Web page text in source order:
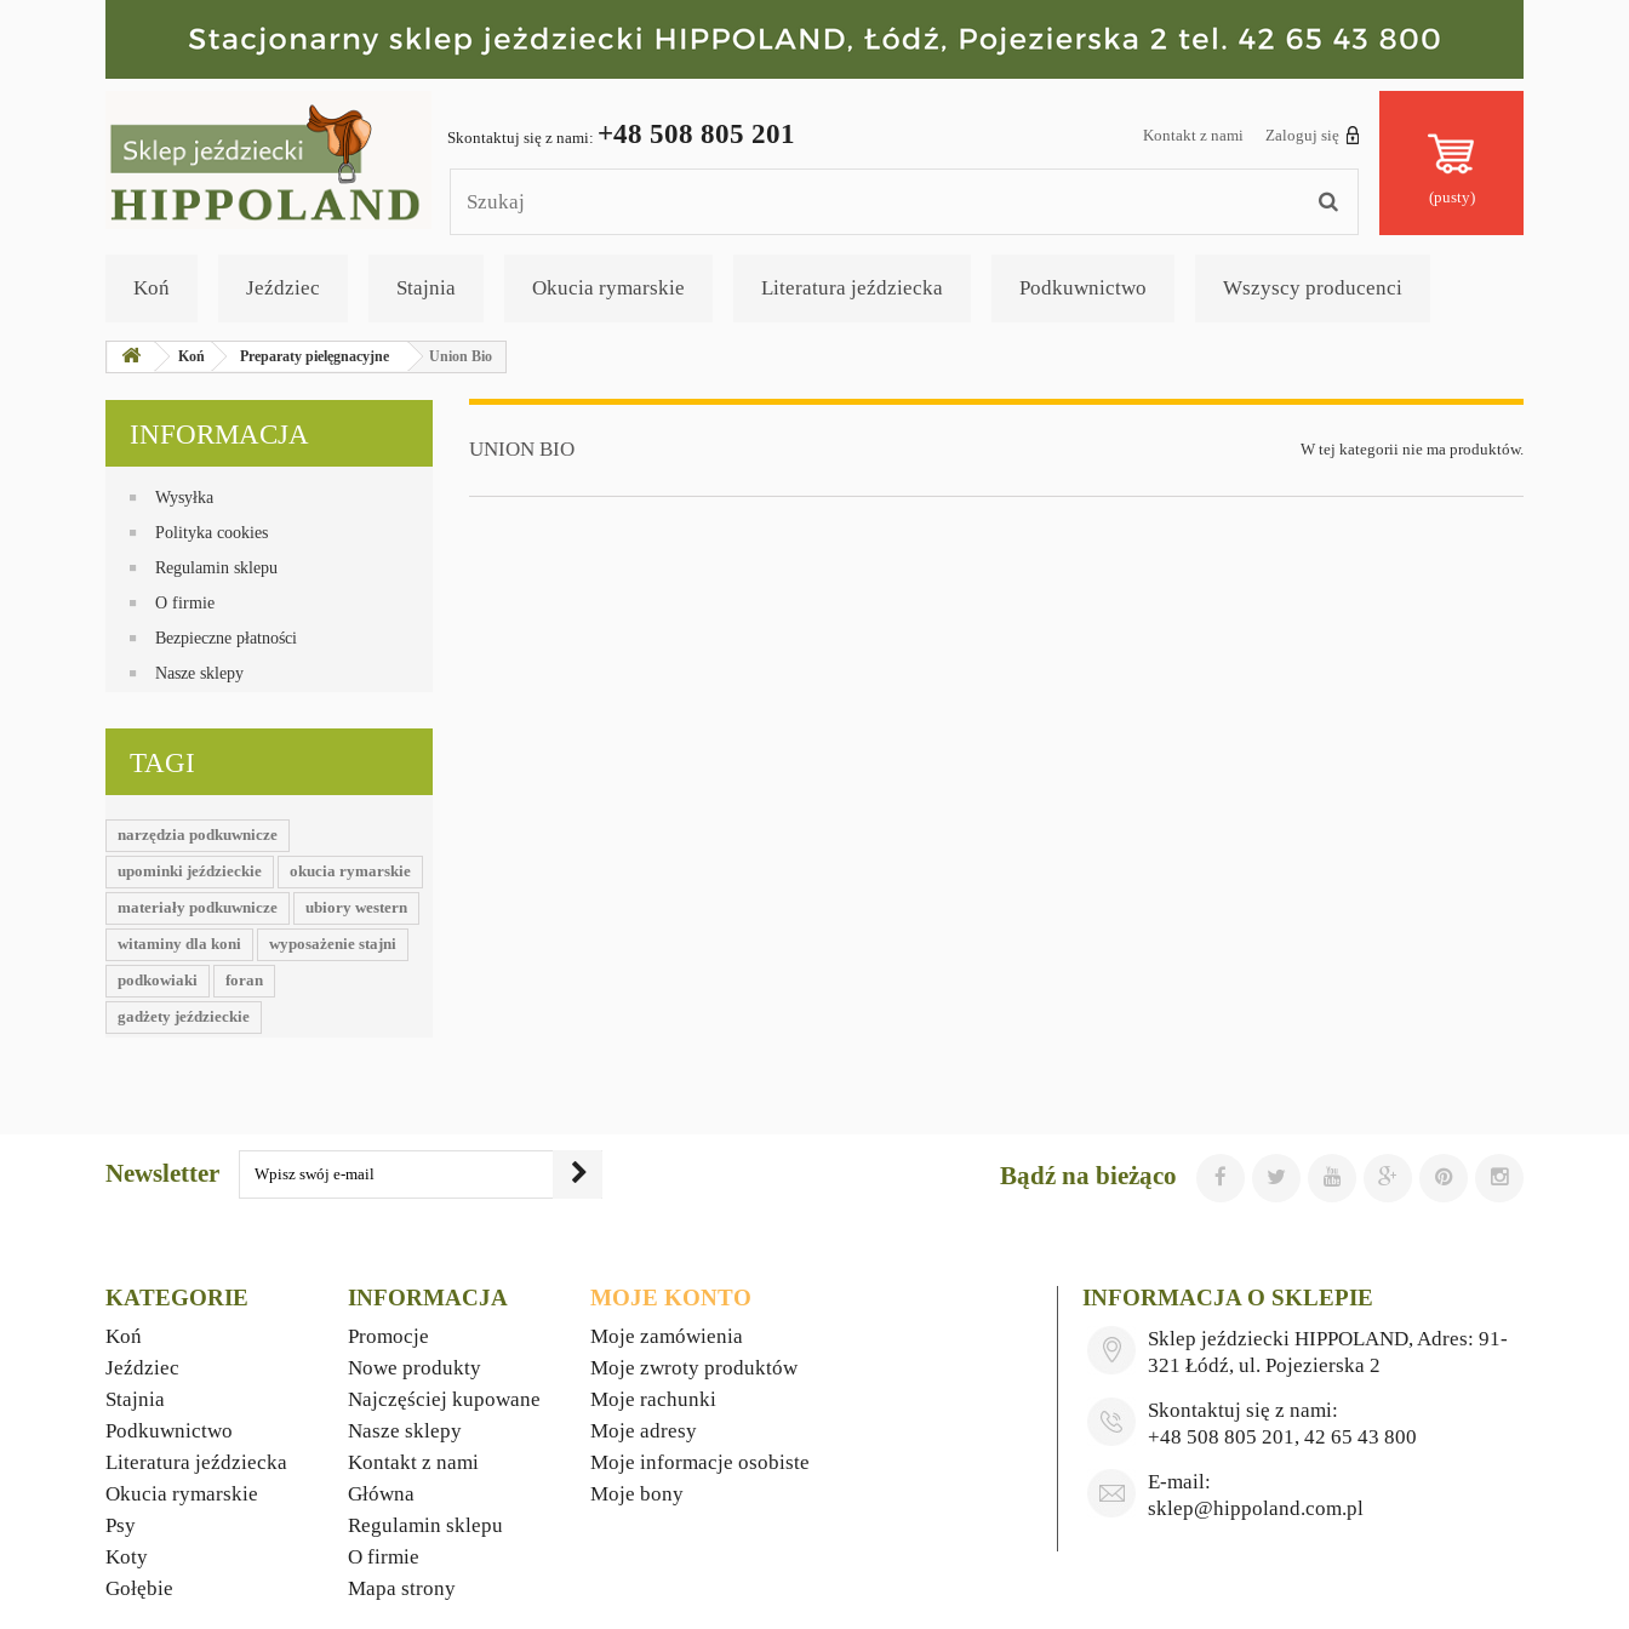
Zaloguj się
Kontakt z nami
Skontaktuj się z nami: +48 508 805 201
(pusty)
Koń Jeździec Stajnia Okucia rymarskie Literatura jeździecka Podkuwnictwo Wszyscy producenci
Koń Preparaty pielęgnacyjne Union Bio
INFORMACJA
Wysyłka
Polityka cookies
Regulamin sklepu
O firmie
Bezpieczne płatności
Nasze sklepy
TAGI
narzędzia podkuwnicze
upominki jeździeckie
okucia rymarskie
materiały podkuwnicze
ubiory western
witaminy dla koni
wyposażenie stajni
podkowiaki
foran
gadżety jeździeckie
UNION BIO W tej kategorii nie ma produktów.
Newsletter Bądź na bieżąco
KATEGORIE
Koń
Jeździec
Stajnia
Podkuwnictwo
Literatura jeździecka
Okucia rymarskie
Psy
Koty
Gołębie
INFORMACJA
Promocje
Nowe produkty
Najczęściej kupowane
Nasze sklepy
Kontakt z nami
Główna
Regulamin sklepu
O firmie
Mapa strony
MOJE KONTO
Moje zamówienia
Moje zwroty produktów
Moje rachunki
Moje adresy
Moje informacje osobiste
Moje bony
INFORMACJA O SKLEPIE
Sklep jeździecki HIPPOLAND, Adres: 91-
321 Łódź, ul. Pojezierska 2
Skontaktuj się z nami:
+48 508 805 201, 42 65 43 800
E-mail:
sklep@hippoland.com.pl